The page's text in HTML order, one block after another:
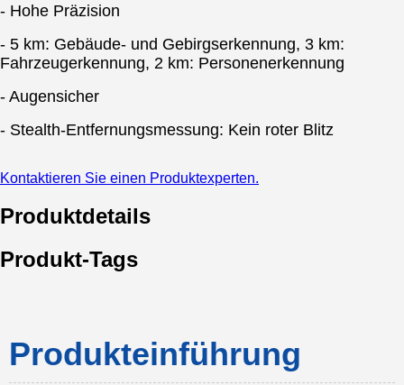
- Hohe Präzision
- 5 km: Gebäude- und Gebirgserkennung, 3 km:
Fahrzeugerkennung, 2 km: Personenerkennung
- Augensicher
- Stealth-Entfernungsmessung: Kein roter Blitz
Kontaktieren Sie einen Produktexperten.
Produktdetails
Produkt-Tags
Produkteinführung